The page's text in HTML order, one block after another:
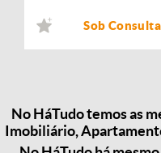
Sob Consulta
No HáTudo temos as
Imobiliário,